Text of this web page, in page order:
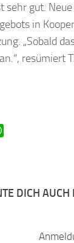
sehr gut.
in
„Sobald
resümiert
DICH AUCH